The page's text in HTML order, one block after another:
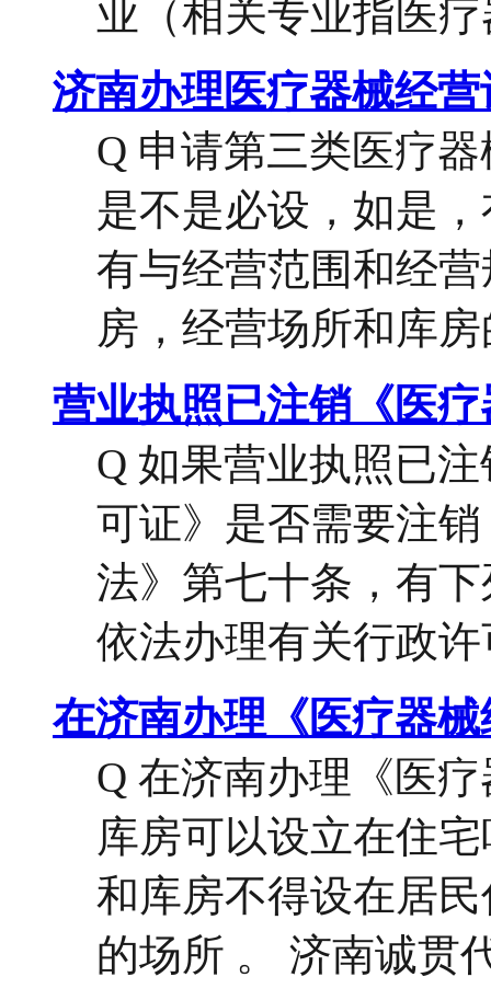
业（相关专业指医
济南办理医疗器械经
Q 申请第三类医疗
是不是必设，如是
有与经营范围和经
房，经营场所和库
营业执照已注销《医
Q 如果营业执照已
可证》是否需要注
法》第七十条，有
依法办理有关行政
在济南办理《医疗器
Q 在济南办理《医
库房可以设立在住
和库房不得设在居
的场所 。 济南诚贯